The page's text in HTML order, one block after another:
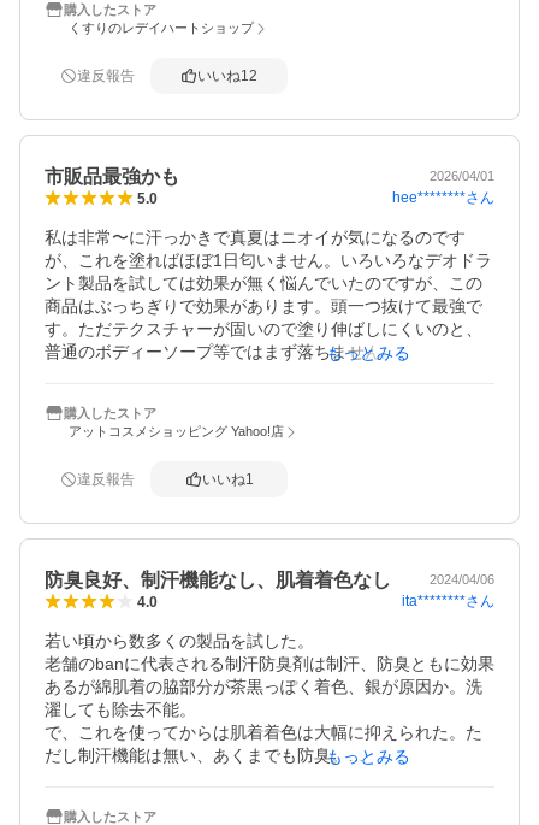
購入したストア
くすりのレデイハートショップ
違反報告 いいね12
市販品最強かも 2026/04/01
5.0 hee********さん
私は非常〜に汗っかきで真夏はニオイが気になるのです
が、これを塗ればほぼ1日匂いません。いろいろなデオドラ
ント製品を試しては効果が無く悩んでいたのですが、この
商品はぶっちぎりで効果があります。頭一つ抜けて最強で
す。ただテクスチャーが固いので塗り伸ばしにくいのと、
普通のボディーソープ等ではまず落ちません。クレンジン
もっとみる
購入したストア
アットコスメショッピング Yahoo!店
違反報告 いいね1
防臭良好、制汗機能なし、肌着着色なし 2024/04/06
4.0 ita********さん
若い頃から数多くの製品を試した。
老舗のbanに代表される制汗防臭剤は制汗、防臭ともに効果
あるが綿肌着の脇部分が茶黒っぽく着色、銀が原因か。洗
濯しても除去不能。
で、これを使ってからは肌着着色は大幅に抑えられた。た
だし制汗機能は無い、あくまでも防臭。 もっとみる
購入したストア